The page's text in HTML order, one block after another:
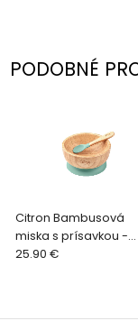
PODOBNÉ
Citron Bambusová
miska s prísavkou -
Green
25.90 €